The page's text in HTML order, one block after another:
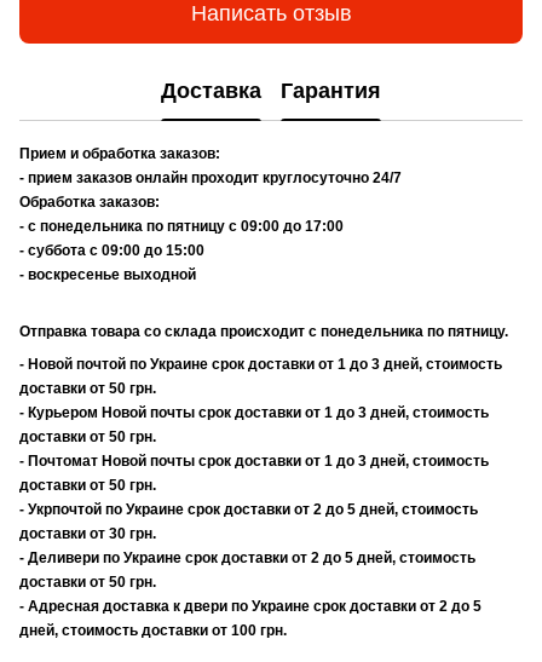
Написать отзыв
Доставка Гарантия
Прием и обработка заказов:
- прием заказов онлайн проходит круглосуточно 24/7
Обработка заказов:
- с понедельника по пятницу с 09:00 до 17:00
- суббота с 09:00 до 15:00
- воскресенье выходной
Отправка товара со склада происходит с понедельника по пятницу.
- Новой почтой по Украине срок доставки от 1 до 3 дней, стоимость
доставки от 50 грн.
- Курьером Новой почты срок доставки от 1 до 3 дней, стоимость
доставки от 50 грн.
- Почтомат Новой почты срок доставки от 1 до 3 дней, стоимость
доставки от 50 грн.
- Укрпочтой по Украине срок доставки от 2 до 5 дней, стоимость
доставки от 30 грн.
- Деливери по Украине срок доставки от 2 до 5 дней, стоимость
доставки от 50 грн.
- Адресная доставка к двери по Украине срок доставки от 2 до 5
дней, стоимость доставки от 100 грн.